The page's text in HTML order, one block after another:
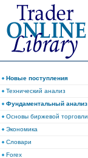
Новые поступления
Технический анализ
Фундаментальный анализ
Основы биржевой торговли
Экономика
Словари
Forex